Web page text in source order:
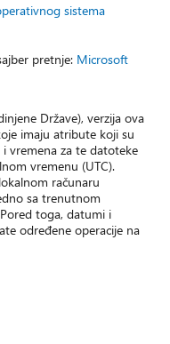
sistema
pretnje: Microsoft
Države), verzija ova
imaju atribute koji su
vremena za te datoteke
vremenu (UTC).
računaru
sa trenutnom
toga, datumi i
određene operacije na